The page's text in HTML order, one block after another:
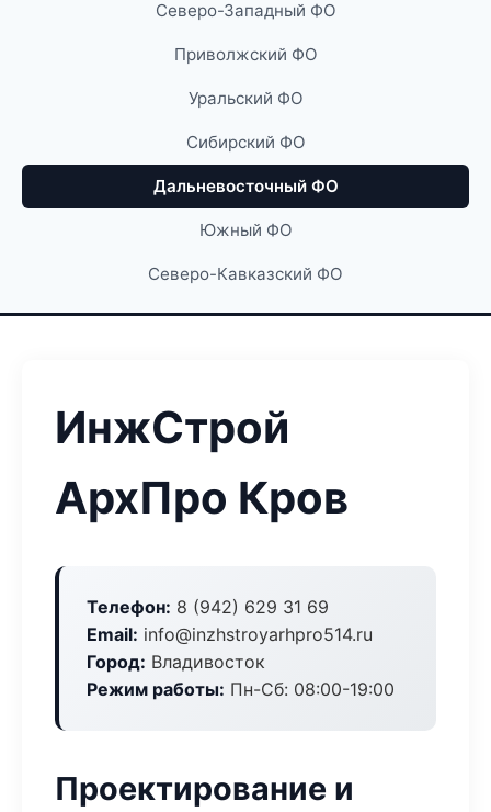
Северо-Западный ФО
Приволжский ФО
Уральский ФО
Сибирский ФО
Дальневосточный ФО
Южный ФО
Северо-Кавказский ФО
ИнжСтрой
АрхПро Кров
Телефон: 8 (942) 629 31 69
Email: info@inzhstroyarhpro514.ru
Город: Владивосток
Режим работы: Пн-Сб: 08:00-19:00
Проектирование и